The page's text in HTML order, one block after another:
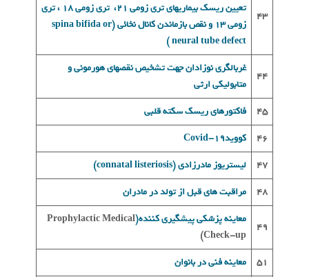
43
تعیین ریسک بیماریهای تری زومی 21، تری زومی 18 ، تری
زومی 13 و نقص بازماندن کانال نخائی (spina bifida or
neural tube defect )
44
غربالگری نوزادان جهت تشخيص نقصهای هورمونی و
متابوليکی ارثی
45
فاکتورهای ریسک سکته قلبی
46
کوویدCovid-19
47
ليستريوز مادرزادی (connatal listeriosis)
48
مراقبت های قبل از تولد در مادران
49
معاینه پزشکی پیشگیری کننده(
Prophylactic Medical
Check-up
)
51
معاينه فنی در بانوان